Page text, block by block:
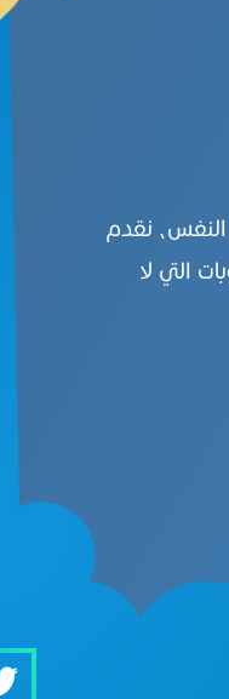
النفس، نقدم
التي لا